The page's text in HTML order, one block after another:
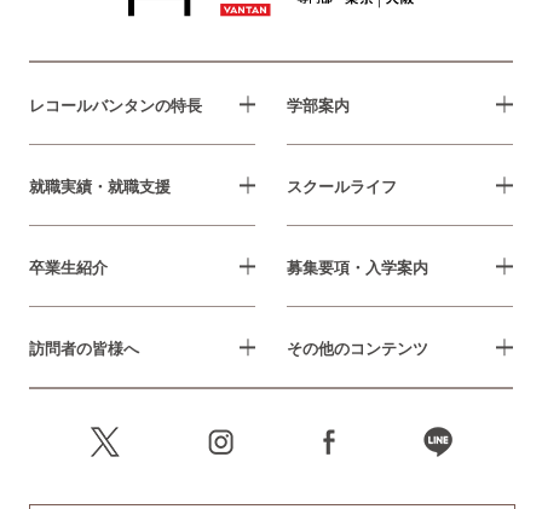
レコールバンタンの特長 学部案内
就職実績・就職支援 スクールライフ
卒業生紹介 募集要項・入学案内
訪問者の皆様へ その他のコンテンツ